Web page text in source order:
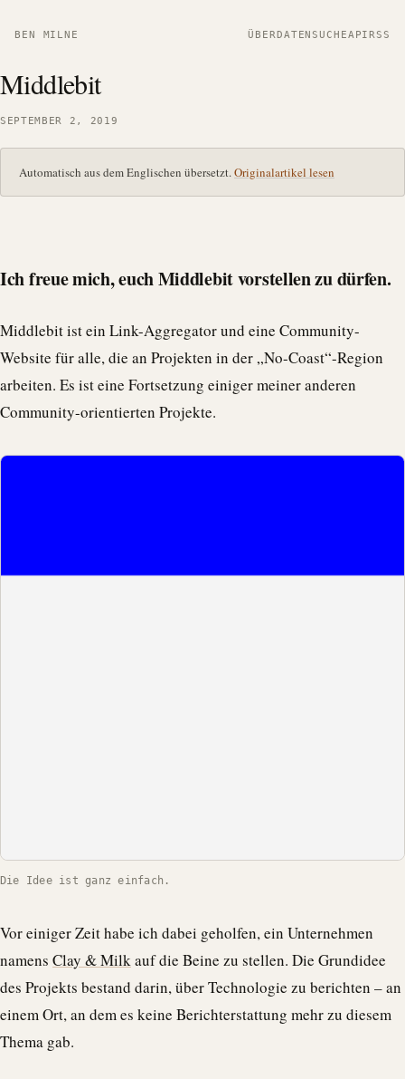
BEN MILNE ÜBERDATENSUCHEAPIRSS
Middlebit
SEPTEMBER 2, 2019
Automatisch aus dem Englischen übersetzt.Originalartikel lesen
Ich freue mich, euch Middlebit vorstellen zu dürfen.
Middlebit ist ein Link-Aggregator und eine Community-
Website für alle, die an Projekten in der „No-Coast“-Region
arbeiten. Es ist eine Fortsetzung einiger meiner anderen
Community-orientierten Projekte.
Die Idee ist ganz einfach.
Vor einiger Zeit habe ich dabei geholfen, ein Unternehmen
namens Clay & Milkauf die Beine zu stellen. Die Grundidee
des Projekts bestand darin, über Technologie zu berichten – an
einem Ort, an dem es keine Berichterstattung mehr zu diesem
Thema gab.